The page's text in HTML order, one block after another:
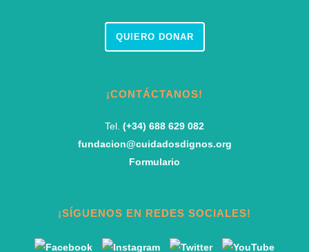
QUIERO DONAR
¡CONTÁCTANOS!
Tel. (+34) 688 629 082
fundacion@cuidadosdignos.org
Formulario
¡SÍGUENOS EN REDES SOCIALES!